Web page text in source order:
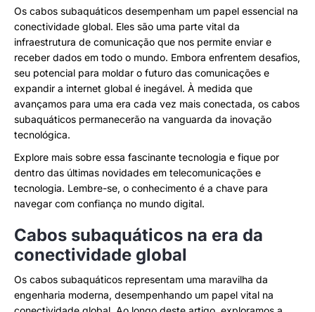
Os cabos subaquáticos desempenham um papel essencial na
conectividade global. Eles são uma parte vital da
infraestrutura de comunicação que nos permite enviar e
receber dados em todo o mundo. Embora enfrentem desafios,
seu potencial para moldar o futuro das comunicações e
expandir a internet global é inegável. À medida que
avançamos para uma era cada vez mais conectada, os cabos
subaquáticos permanecerão na vanguarda da inovação
tecnológica.
Explore mais sobre essa fascinante tecnologia e fique por
dentro das últimas novidades em telecomunicações e
tecnologia. Lembre-se, o conhecimento é a chave para
navegar com confiança no mundo digital.
Cabos subaquáticos na era da
conectividade global
Os cabos subaquáticos representam uma maravilha da
engenharia moderna, desempenhando um papel vital na